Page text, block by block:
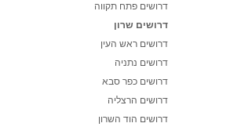
דרושים פתח תקווה
דרושים שרון
דרושים ראש העין
דרושים נתניה
דרושים כפר סבא
דרושים הרצליה
דרושים הוד השרון